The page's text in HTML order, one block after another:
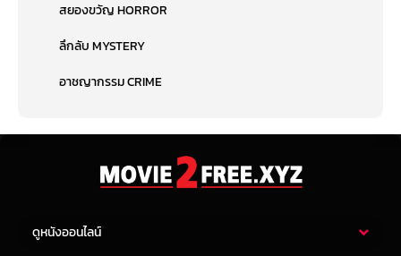
สยองขวัญ HORROR
ลึกลับ MYSTERY
อาชญากรรม CRIME
ดูหนังออนไลน์